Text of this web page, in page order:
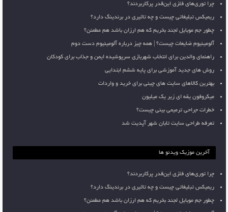
چرا توری‌های فلزی این‌قدر پرکاربردند؟
ریمیکس تبلیغاتی چیست و چه تاثیری در برندینگ دارد؟
چطور جم موبایل لجند بخریم که هم ارزان باشد هم مطمئن؟
آلومینیوم ضایعات چیست؟ | همه چیز درباره آلومینیوم دست دوم
راهنمای والدین برای انتخاب شهربازی سرپوشیده ایمن و جذاب برای کودکان
روش های جدید آموزشی برای پایه ششم ابتدایی
بهترین کالاهای سایت های چینی برای خرید و واردات
میکروفون یقه ای زیر یک میلیون
خطرات جراحی ترمیمی بینی چیست؟
تعرفه طراحی سایت تابان شهر آپدیت شد
آخرین موزیک ویدئو ها
چرا توری‌های فلزی این‌قدر پرکاربردند؟
ریمیکس تبلیغاتی چیست و چه تاثیری در برندینگ دارد؟
چطور جم موبایل لجند بخریم که هم ارزان باشد هم مطمئن؟